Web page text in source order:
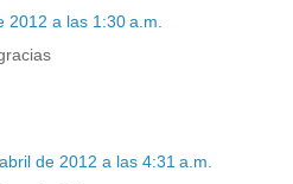
2012 a las 1:30 a.m.
de 2012 a las 4:31 a.m.